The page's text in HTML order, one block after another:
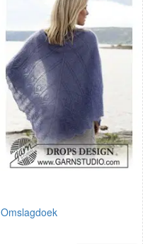
Omslagdoek